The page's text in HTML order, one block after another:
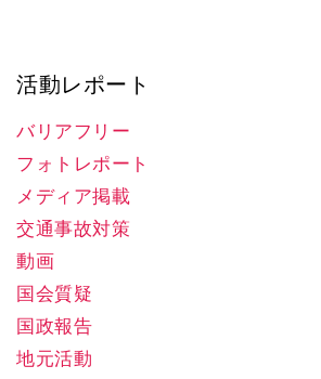
活動レポート
バリアフリー
フォトレポート
メディア掲載
交通事故対策
動画
国会質疑
国政報告
地元活動